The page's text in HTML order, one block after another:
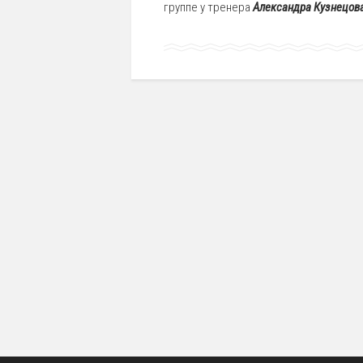
группе у тренераАлександра